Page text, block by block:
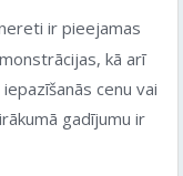
ir pieejamas
kā arī
cenu vai
gadījumu ir